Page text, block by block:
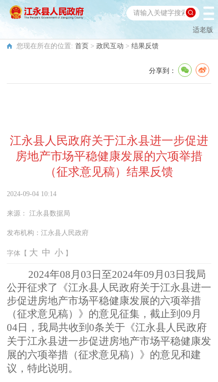
适老版
您现在所在的位置: 首页 > 政民互动 > 结果反馈
分享到：
江永县人民政府关于江永县进一步促进
房地产市场平稳健康发展的六项举措
（征求意见稿）结果反馈
2024-09-04 10:14
来源： 江永县数据局
发布机构： 江永县人民政府
字体【 大 中 小 】
2024年08月03 日 至2024年09月03 日 我局
公开征求了《江永县人民政府关于江永县进一
步促进房地产市场平稳健康发展的六项举措
（征求意见稿）》 的意 见征集 ，截止到09月
04日，我局共收到0条关于《江永县人民政府
关于江永县进一步促进房地产市场平稳健康发
展的六项举措（征求意见稿）》 的意见和建
议，特此说明。